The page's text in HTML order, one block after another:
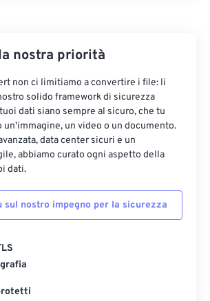
nostra priorità
non ci limitiamo a convertire i file: li
solido framework di sicurezza
dati siano sempre al sicuro, che tu
un video o un documento.
data center sicuri e un
abbiamo curato ogni aspetto della
dati.
sul nostro impegno per la sicurezza